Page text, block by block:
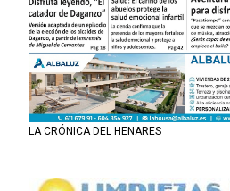
LA CRÓNICA DEL HENARES